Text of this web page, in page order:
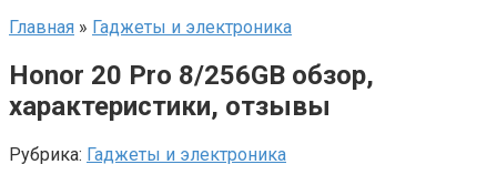
Главная » Гаджеты и электроника
Honor 20 Pro 8/256GB обзор,
характеристики, отзывы
Рубрика: Гаджеты и электроника